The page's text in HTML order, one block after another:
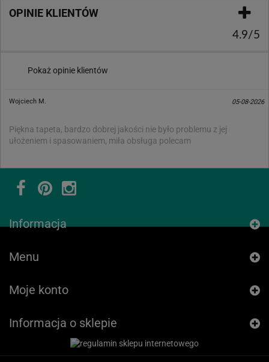
OPINIE KLIENTÓW
4.9/5
Pokaż opinie klientów
Wojciech M. 05-08-2026
Piękna tapeta, bardzo dobrej jakości nie było problemu z jej
ułożeniem i spasowaniem, miła obsługa polecam
Informacja
Menu
Moje konto
Informacja o sklepie